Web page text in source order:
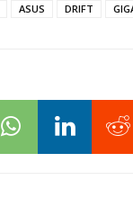
ASUS DRIFT